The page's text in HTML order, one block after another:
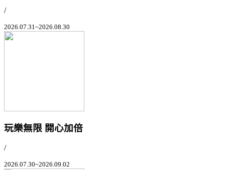
/
2026.07.31~2026.08.30
玩樂無限 開心加倍
/
2026.07.30~2026.09.02